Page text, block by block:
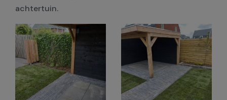
achtertuin.